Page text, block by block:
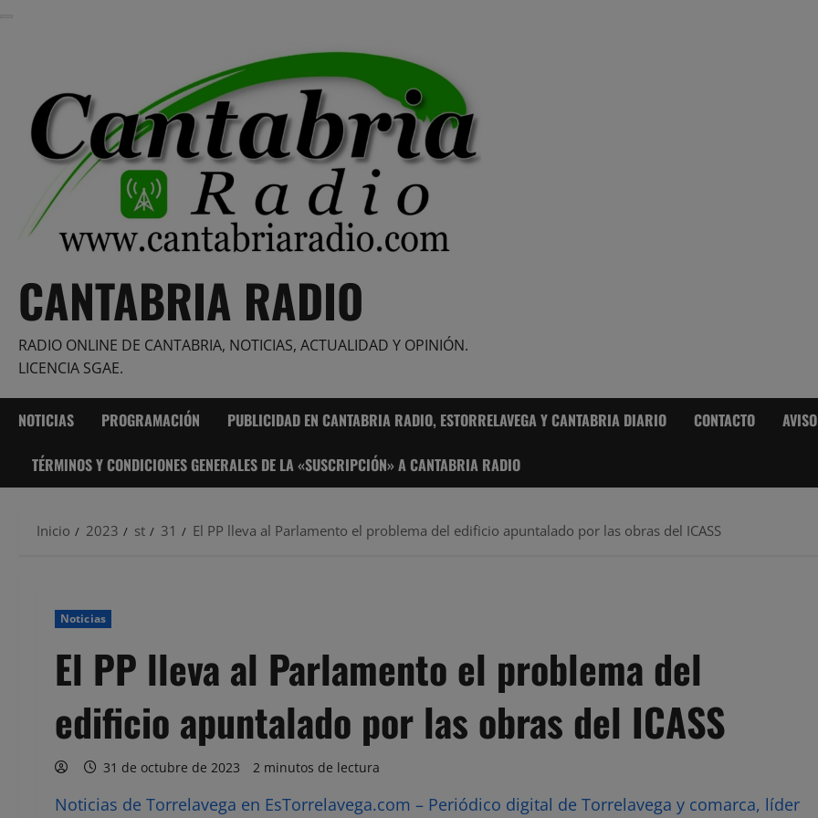
CANTABRIA RADIO
RADIO ONLINE DE CANTABRIA, NOTICIAS, ACTUALIDAD Y OPINIÓN.
LICENCIA SGAE.
NOTICIAS PROGRAMACIÓN PUBLICIDAD EN CANTABRIA RADIO, ESTORRELAVEGA Y CANTABRIA DIARIO CONTACTO
TÉRMINOS Y CONDICIONES GENERALES DE LA «SUSCRIPCIÓN» A CANTABRIA RADIO
Inicio 2023 st 31 El PP lleva al Parlamento el problema del edificio apuntalado por las obras del ICASS
Noticias
El PP lleva al Parlamento el problema del
edificio apuntalado por las obras del ICASS
31 de octubre de 2023 2 minutos de lectura
Noticias de Torrelavega en EsTorrelavega.com – Periódico digital de Torrelavega y comarca, líder